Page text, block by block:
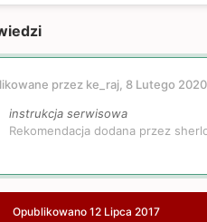
przez ke_raj, 8 Lutego 2020
instrukcja serwisowa
Rekomendacja dodana przez
Opublikowano 12 Lipca 2017